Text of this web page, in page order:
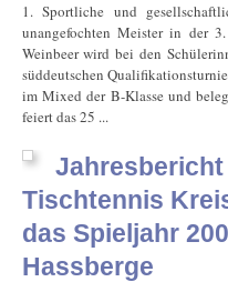
1. Sportliche und
unangefochten Meister in der
Weinbeer wird bei den
süddeutschen
im Mixed der B-Klasse und
feiert das 25 ...
Jahresbericht
Tischtennis
das Spieljahr
Hassberge